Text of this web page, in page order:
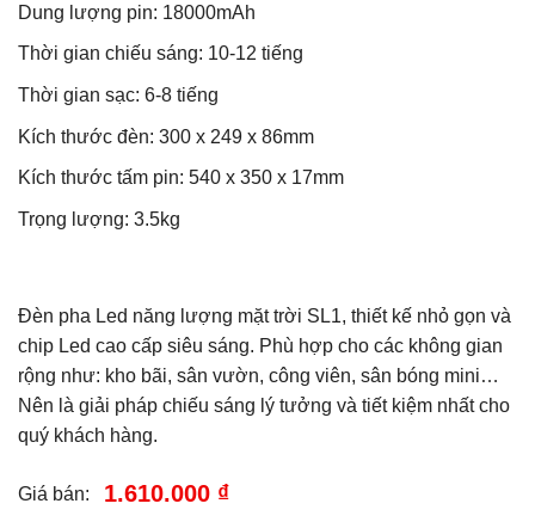
Dung lượng pin: 18000mAh
Thời gian chiếu sáng: 10-12 tiếng
Thời gian sạc: 6-8 tiếng
Kích thước đèn: 300 x 249 x 86mm
Kích thước tấm pin: 540 x 350 x 17mm
Trọng lượng: 3.5kg
Đèn pha Led năng lượng mặt trời SL1, thiết kế nhỏ gọn và
chip Led cao cấp siêu sáng. Phù hợp cho các không gian
rộng như: kho bãi, sân vườn, công viên, sân bóng mini…
Nên là giải pháp chiếu sáng lý tưởng và tiết kiệm nhất cho
quý khách hàng.
Giá bán: 1.610.000 ₫